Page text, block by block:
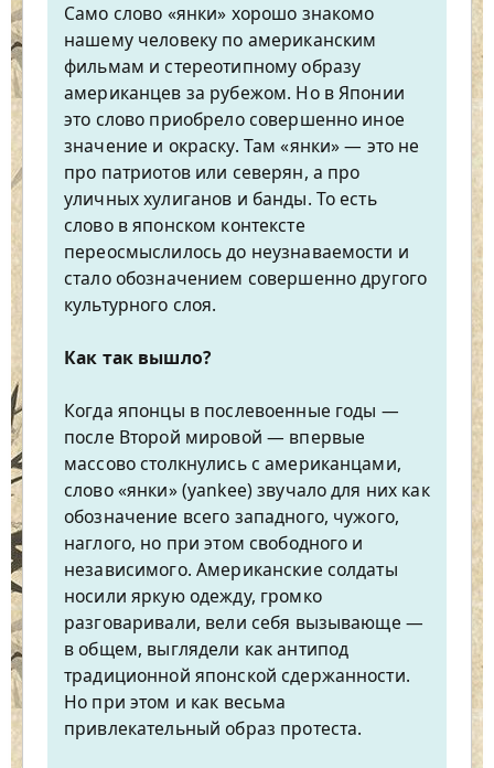
Само слово «янки» хорошо знакомо
нашему человеку по американским
фильмам и стереотипному образу
американцев за рубежом. Но в Японии
это слово приобрело совершенно иное
значение и окраску. Там «янки» — это не
про патриотов или северян, а про
уличных хулиганов и банды. То есть
слово в японском контексте
переосмыслилось до неузнаваемости и
стало обозначением совершенно другого
культурного слоя.
Как так вышло?
Когда японцы в послевоенные годы —
после Второй мировой — впервые
массово столкнулись с американцами,
слово «янки» (yankee) звучало для них как
обозначение всего западного, чужого,
наглого, но при этом свободного и
независимого. Американские солдаты
носили яркую одежду, громко
разговаривали, вели себя вызывающе —
в общем, выглядели как антипод
традиционной японской сдержанности.
Но при этом и как весьма
привлекательный образ протеста.